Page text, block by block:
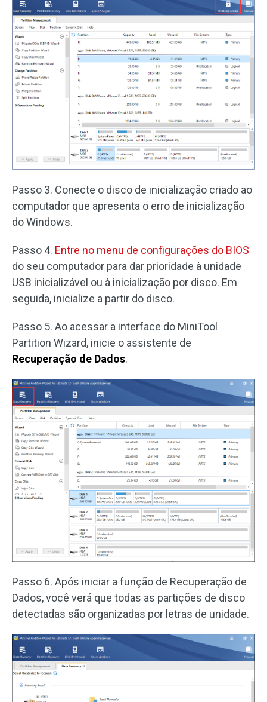
Passo 3. Conecte o disco de inicialização criado ao
computador que apresenta o erro de inicialização
do Windows.
Passo 4. Entre no menu de configurações do BIOS
do seu computador para dar prioridade à unidade
USB inicializável ou à inicialização por disco. Em
seguida, inicialize a partir do disco.
Passo 5. Ao acessar a interface do MiniTool
Partition Wizard, inicie o assistente de
Recuperação de Dados.
Passo 6. Após iniciar a função de Recuperação de
Dados, você verá que todas as partições de disco
detectadas são organizadas por letras de unidade.